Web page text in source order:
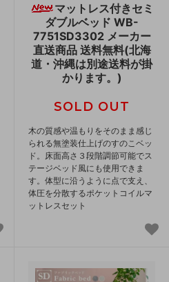
マットレス付きセミ
ダブルベッド WB-
7751SD3302 メーカー
直送商品 送料無料(北海
道・沖縄は別途送料が掛
かります。)
SOLD OUT
木の質感や温もりをそのまま感じ
られる無塗装仕上げのすのこベッ
ド。床面高さ３段階調節可能でス
テージベッド風にも使用できま
す。体型に沿うように点で支え、
体圧を分散するポケットコイルマ
ットレスセット